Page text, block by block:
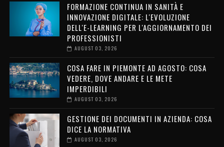
FORMAZIONE CONTINUA IN SANITÀ E
INNOVAZIONE DIGITALE: L'EVOLUZIONE
DELL'E-LEARNING PER L'AGGIORNAMENTO DEI
PROFESSIONISTI
AUGUST 03, 2026
COSA FARE IN PIEMONTE AD AGOSTO: COSA
VEDERE, DOVE ANDARE E LE METE
IMPERDIBILI
AUGUST 03, 2026
GESTIONE DEI DOCUMENTI IN AZIENDA: COSA
DICE LA NORMATIVA
AUGUST 03, 2026